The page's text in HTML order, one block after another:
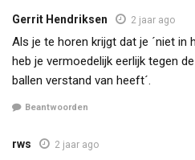
Gerrit Hendriksen 2 jaar ago
Als je te horen krijgt dat je ´niet in
heb je vermoedelijk eerlijk tegen
ballen verstand van heeft´.
Beantwoorden
rws 2 jaar ago